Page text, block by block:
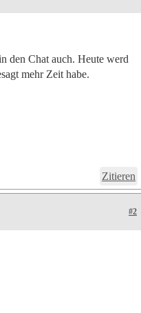
den Chat auch. Heute werd
mehr Zeit habe.
Zitieren
#2